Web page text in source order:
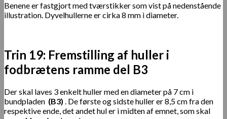
Benene er fastgjort med tværstikker som vist på nedenstående
illustration. Dyvelhullerne er cirka 8 mm i diameter.
Trin 19: Fremstilling af huller i
fodbrætens ramme del B3
Der skal laves 3 enkelt huller med en diameter på 7 cm i
bundpladen (B3) . De første og sidste huller er 8,5 cm fra den
respektive ende, det andet hul er i midten af ​​emnet, som skal